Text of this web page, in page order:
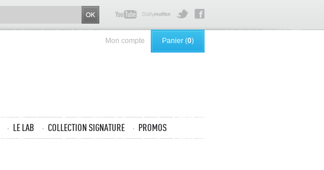
Mon compte Panier (0)
LE LAB COLLECTION SIGNATURE PROMOS